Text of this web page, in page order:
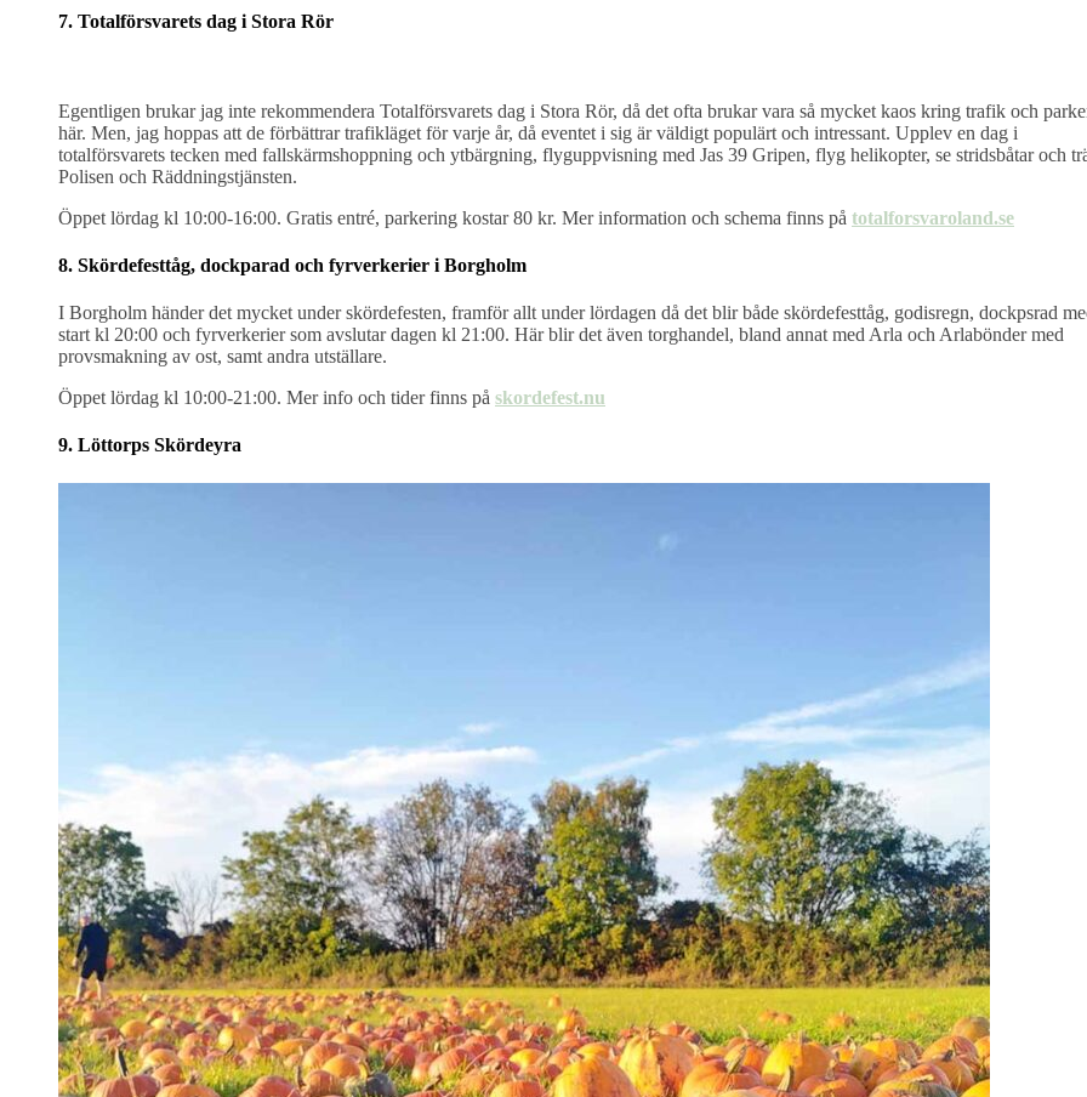
7. Totalförsvarets dag i Stora Rör
Egentligen brukar jag inte rekommendera Totalförsvarets dag i Stora Rör, då det ofta brukar vara så mycket kaos kring trafik och
här. Men, jag hoppas att de förbättrar trafikläget för varje år, då eventet i sig är väldigt populärt och intressant. Upplev en dag i
totalförsvarets tecken med fallskärmshoppning och ytbärgning, flyguppvisning med Jas 39 Gripen, flyg helikopter, se stridsbåtar och
Polisen och Räddningstjänsten.
Öppet lördag kl 10:00-16:00. Gratis entré, parkering kostar 80 kr. Mer information och schema finns på totalforsvaroland.se
8. Skördefesttåg, dockparad och fyrverkerier i Borgholm
I Borgholm händer det mycket under skördefesten, framför allt under lördagen då det blir både skördefesttåg, godisregn, dockpsrad
start kl 20:00 och fyrverkerier som avslutar dagen kl 21:00. Här blir det även torghandel, bland annat med Arla och Arlabönder med
provsmakning av ost, samt andra utställare.
Öppet lördag kl 10:00-21:00. Mer info och tider finns på skordefest.nu
9. Löttorps Skördeyra